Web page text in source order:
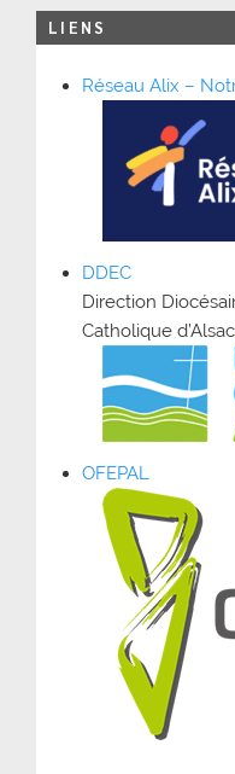
LIENS
Réseau Alix –
DDEC
Direction
Catholique
OFEPAL